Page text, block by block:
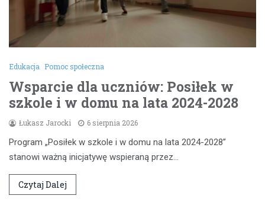
Edukacja Pomoc społeczna
Wsparcie dla uczniów: Posiłek w
szkole i w domu na lata 2024-2028
Łukasz Jarocki 6 sierpnia 2026
Program „Posiłek w szkole i w domu na lata 2024-2028”
stanowi ważną inicjatywę wspieraną przez…
Czytaj Dalej